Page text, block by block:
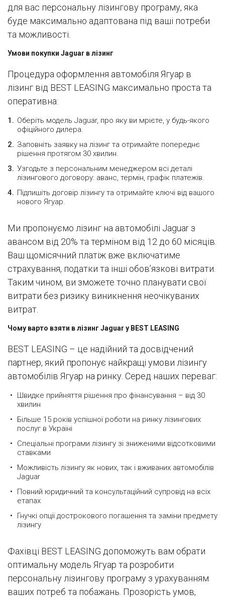
для вас персональну лізингову програму, яка
буде максимально адаптована під ваші потреби
та можливості.
Умови покупки Jaguar в лізинг
Процедура оформлення автомобіля Ягуар в
лізинг від BEST LEASING максимально проста та
оперативна:
Оберіть модель Jaguar, про яку ви мрієте, у будь-якого
офіційного дилера.
Заповніть заявку на лізинг та отримайте попереднє
рішення протягом 30 хвилин.
Узгодьте з персональним менеджером всі деталі
лізингового договору: аванс, термін, графік платежів.
Підпишіть договір лізингу та отримайте ключі від вашого
нового Ягуар.
Ми пропонуємо лізинг на автомобілі Jaguar з
авансом від 20% та терміном від 12 до 60 місяців.
Ваш щомісячний платіж вже включатиме
страхування, податки та інші обов’язкові витрати.
Таким чином, ви зможете точно планувати свої
витрати без ризику виникнення неочікуваних
витрат.
Чому варто взяти в лізинг Jaguar у BEST LEASING
BEST LEASING – це надійний та досвідчений
партнер, який пропонує найкращі умови лізингу
автомобілів Ягуар на ринку. Серед наших переваг:
Швидке прийняття рішення про фінансування – від 30
хвилин
Більше 15 років успішної роботи на ринку лізингових
послуг в Україні
Спеціальні програми лізингу зі зниженими відсотковими
ставками
Можливість лізингу як нових, так і вживаних автомобілів
Jaguar
Повний юридичний та консультаційний супровід на всіх
етапах
Гнучкі опції дострокового погашення та заміни предмету
лізингу
Фахівці BEST LEASING допоможуть вам обрати
оптимальну модель Ягуар та розробити
персональну лізингову програму з урахуванням
ваших потреб та побажань. Прозорість умов,